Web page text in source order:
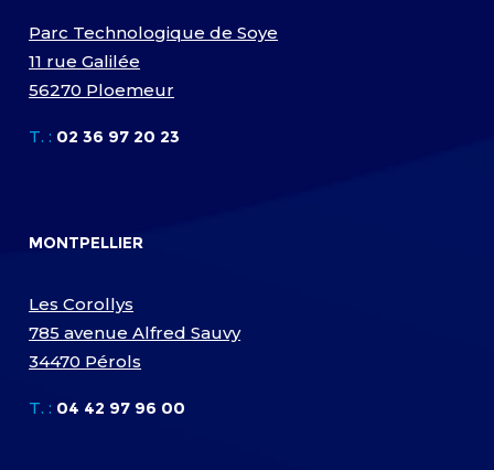
Parc Technologique de Soye
11 rue Galilée
56270 Ploemeur
T. : 02 36 97 20 23
MONTPELLIER
Les Corollys
785 avenue Alfred Sauvy
34470 Pérols
T. : 04 42 97 96 00